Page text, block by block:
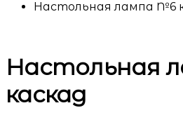
Настольная лампа №6
Настольная
каскад